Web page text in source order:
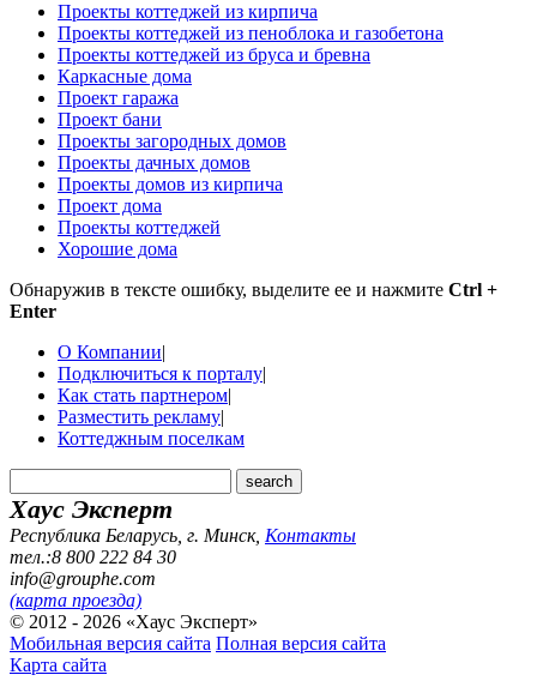
Проекты коттеджей из кирпича
Проекты коттеджей из пеноблока и газобетона
Проекты коттеджей из бруса и бревна
Каркасные дома
Проект гаража
Проект бани
Проекты загородных домов
Проекты дачных домов
Проекты домов из кирпича
Проект дома
Проекты коттеджей
Хорошие дома
Обнаружив в тексте ошибку, выделите ее и нажмите Ctrl +
Enter
О Компании|
Подключиться к порталу|
Как стать партнером|
Разместить рекламу|
Коттеджным поселкам
Хаус Эксперт
Республика Беларусь, г. Минск, Контакты
тел.:8 800 222 84 30
info@grouphe.com
(карта проезда)
© 2012 - 2026 «Хаус Эксперт»
Мобильная версия сайта Полная версия сайта
Карта сайта